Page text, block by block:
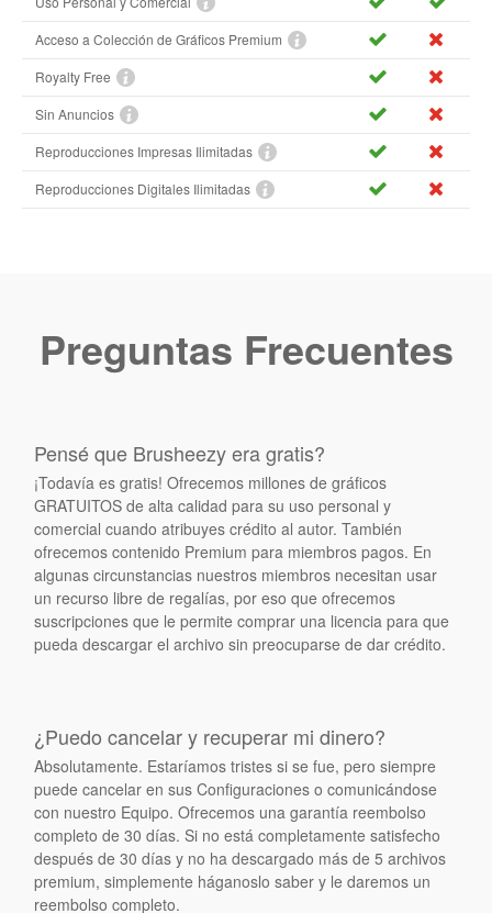
Acceso a Colección de Gráficos Premium
Royalty Free
Sin Anuncios
Reproducciones Impresas Ilimitadas
Reproducciones Digitales Ilimitadas
Preguntas Frecuentes
Pensé que Brusheezy era gratis?
¡Todavía es gratis! Ofrecemos millones de gráficos
GRATUITOS de alta calidad para su uso personal y
comercial cuando atribuyes crédito al autor. También
ofrecemos contenido Premium para miembros pagos. En
algunas circunstancias nuestros miembros necesitan usar
un recurso libre de regalías, por eso que ofrecemos
suscripciones que le permite comprar una licencia para que
pueda descargar el archivo sin preocuparse de dar crédito.
¿Puedo cancelar y recuperar mi dinero?
Absolutamente. Estaríamos tristes si se fue, pero siempre
puede cancelar en sus Configuraciones o comunicándose
con nuestro Equipo. Ofrecemos una garantía reembolso
completo de 30 días. Si no está completamente satisfecho
después de 30 días y no ha descargado más de 5 archivos
premium, simplemente háganoslo saber y le daremos un
reembolso completo.